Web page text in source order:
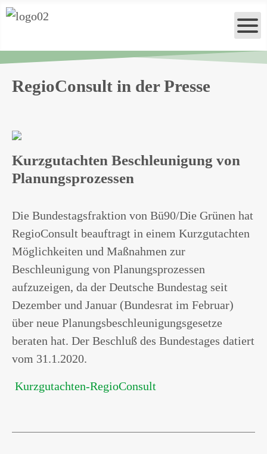
RegioConsult in der Presse
Kurzgutachten Beschleunigung von
Planungsprozessen
Die Bundestagsfraktion von Bü90/Die Grünen hat
RegioConsult beauftragt in einem Kurzgutachten
Möglichkeiten und Maßnahmen zur
Beschleunigung von Planungsprozessen
aufzuzeigen, da der Deutsche Bundestag seit
Dezember und Januar (Bundesrat im Februar)
über neue Planungsbeschleunigungsgesetze
beraten hat. Der Beschluß des Bundestages datiert
vom 31.1.2020.
Kurzgutachten-RegioConsult